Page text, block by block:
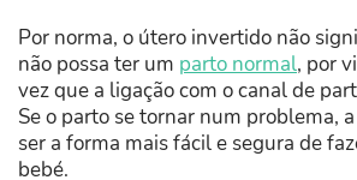
Por norma, o útero invertido não
não possa ter um parto normal, por
vez que a ligação com o canal de
Se o parto se tornar num problema, a
ser a forma mais fácil e segura de
bebé.